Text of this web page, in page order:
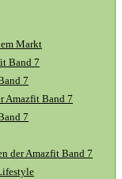
Markt
Band 7
7
Amazfit Band 7
7
der Amazfit Band 7